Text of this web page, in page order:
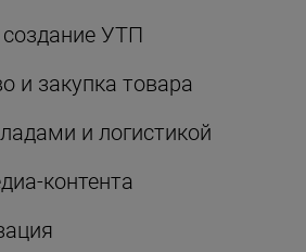
УТП
и закупка товара
и логистикой
контента